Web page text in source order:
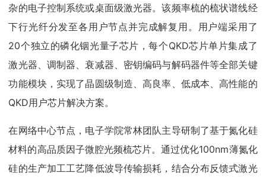
杂的电子控制系统或桌面级激光器。该频率梳的梳状谱线经
下行光纤分发至各用户节点并完成解复用。用户端采用了
20个独立的磷化铟光量子芯片，每个QKD芯片单片集成了
激光器、调制器、衰减器、密钥编码与解码器件等全部关键
功能模块，实现了晶圆级制造、高良率、低成本、高性能的
QKD用户芯片解决方案。
在网络中心节点，电子学院常林团队主导研制了基于氮化硅
材料的高品质因子微腔光频梳芯片。通过优化100nm薄氮化
硅的生产加工工艺降低波导传输损耗，结合分布反馈式激光